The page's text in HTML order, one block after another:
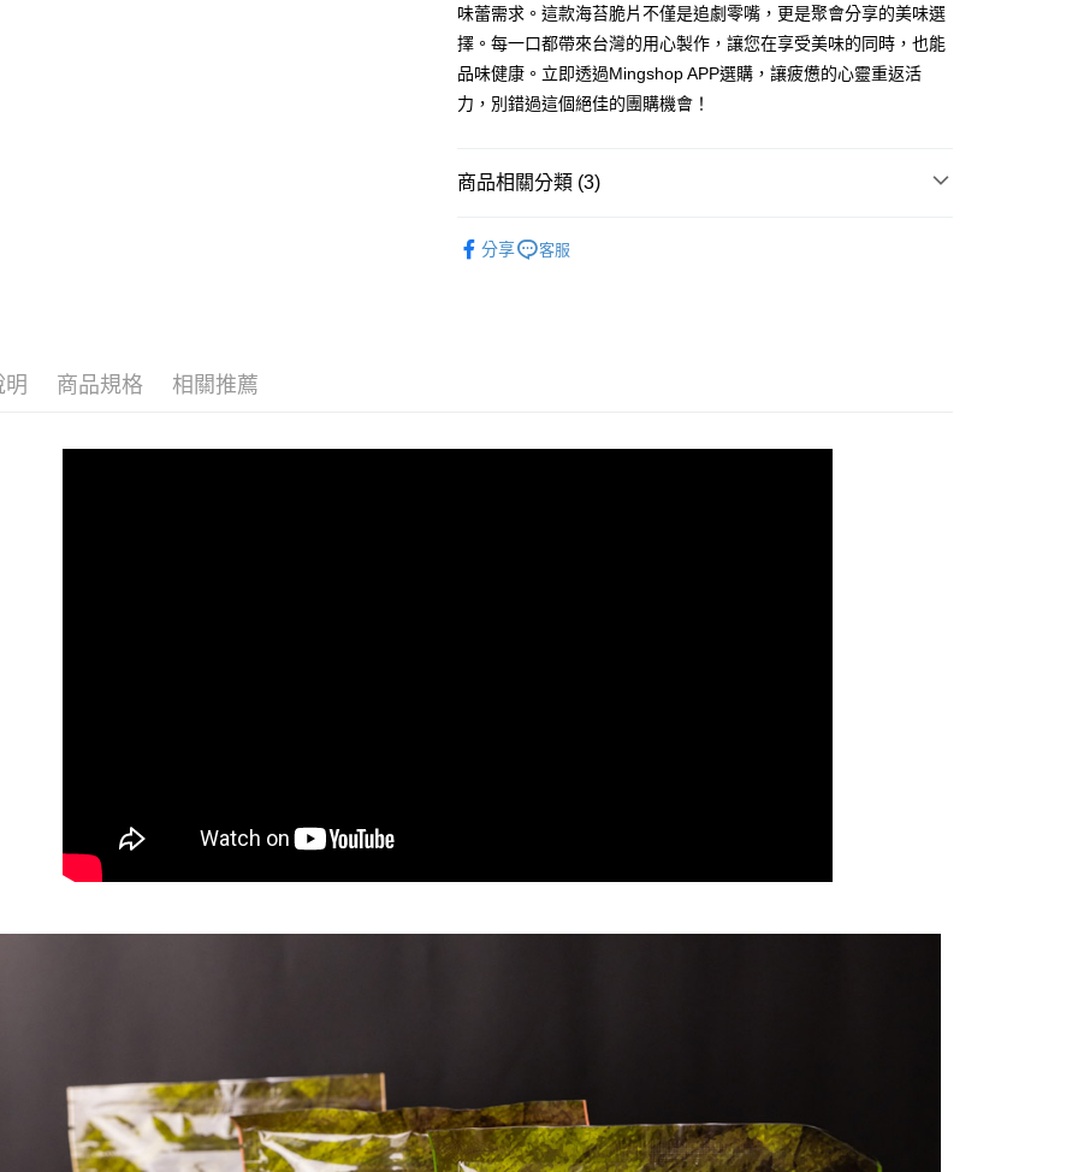
本島
每筆NT$100
味蕾需求。這款海苔脆片不僅是追劇零嘴，更是聚會分享的美味選
擇。每一口都帶來台灣的用心製作，讓您在享受美味的同時，也能
品味健康。立即透過Mingshop APP選購，讓疲憊的心靈重返活
力，別錯過這個絕佳的團購機會！
商品相關分類 (3)
分享 客服
明 商品規格 相關推薦